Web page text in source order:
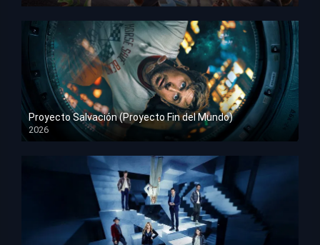
Proyecto Salvación (Proyecto Fin del Mundo)
2026
HD 1080p